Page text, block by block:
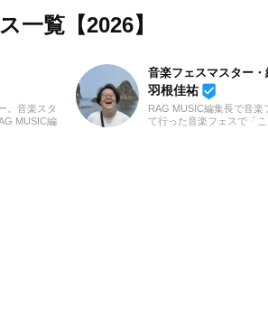
一覧【2026】
。音楽スタ
MUSIC編
音楽フェスマスター・
羽根佳祐 beenhere
RAG MUSIC編集長で音楽
て行った音楽フェスで「